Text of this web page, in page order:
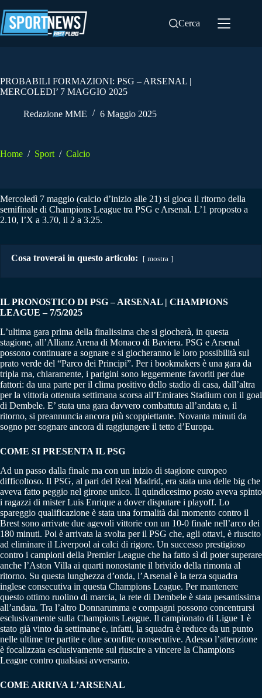
al
contenuto
Cerca
PROBABILI FORMAZIONI: PSG – ARSENAL |
MERCOLEDI’ 7 MAGGIO 2025
Redazione MME 6 Maggio 2025
Home / Sport / Calcio
Mercoledì 7 maggio (calcio d’inizio alle 21) si gioca il ritorno della
semifinale di Champions League tra PSG e Arsenal. L’1 proposto a
2.10, l’X a 3.70, il 2 a 3.25.
Cosa troverai in questo articolo: mostra
IL PRONOSTICO DI PSG – ARSENAL | CHAMPIONS
LEAGUE – 7/5/2025
L’ultima gara prima della finalissima che si giocherà, in questa
stagione, all’Allianz Arena di Monaco di Baviera. PSG e Arsenal
possono continuare a sognare e si giocheranno le loro possibilità sul
prato verde del “Parco dei Principi”. Per i bookmakers è una gara da
tripla ma, chiaramente, i parigini sono leggermente favoriti per due
fattori: da una parte per il clima positivo dello stadio di casa, dall’altra
per la vittoria ottenuta settimana scorsa all’Emirates Stadium con il goal
di Dembele. E’ stata una gara davvero combattuta all’andata e, il
ritorno, si preannuncia ancora più scoppiettante. Novanta minuti da
sogno per sognare ancora di raggiungere il tetto d’Europa.
COME SI PRESENTA IL PSG
Ad un passo dalla finale ma con un inizio di stagione europeo
difficoltoso. Il PSG, al pari del Real Madrid, era stata una delle big che
aveva fatto peggio nel girone unico. Il quindicesimo posto aveva spinto
i ragazzi di mister Luis Enrique a dover disputare i playoff. Lo
spareggio qualificazione è stata una formalità dal momento contro il
Brest sono arrivate due agevoli vittorie con un 10-0 finale nell’arco dei
180 minuti. Poi è arrivata la svolta per il PSG che, agli ottavi, è riuscito
ad eliminare il Liverpool ai calci di rigore. Un successo prestigioso
contro i campioni della Premier League che ha fatto sì di poter superare
anche l’Aston Villa ai quarti nonostante il brivido della rimonta al
ritorno. Su questa lunghezza d’onda, l’Arsenal è la terza squadra
inglese consecutiva in questa Champions League. Per mantenere
questo ottimo ruolino di marcia, la rete di Dembele è stata pesantissima
all’andata. Tra l’altro Donnarumma e compagni possono concentrarsi
esclusivamente sulla Champions League. Il campionato di Ligue 1 è
stato già vinto da settimane e, infatti, la squadra è reduce da un punto
nelle ultime tre partite e due sconfitte consecutive. Adesso l’attenzione
è focalizzata esclusivamente sul riuscire a vincere la Champions
League contro qualsiasi avversario.
COME ARRIVA L’ARSENAL